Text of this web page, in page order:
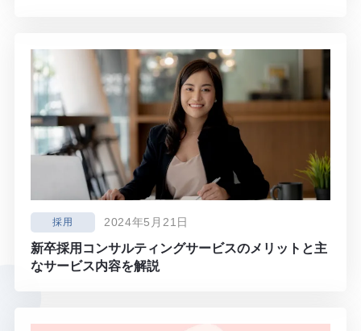
採用 2024年5月21日
新卒採用コンサルティングサービスのメリットと主
なサービス内容を解説